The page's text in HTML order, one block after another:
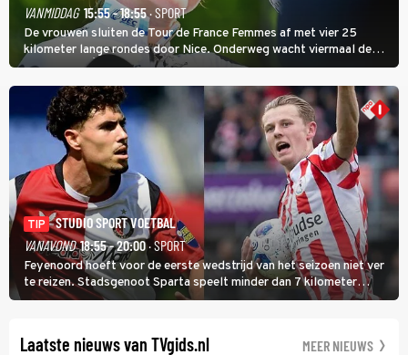
VANMIDDAG 15:55 - 18:55· SPORT
De vrouwen sluiten de Tour de France Femmes af met vier 25
kilometer lange rondes door Nice. Onderweg wacht viermaal de
zware Col d'Èze. Aan de finish op de Promenade des Anglais krijgt
de eindwinnaar de laatste gele trui.
TIP
STUDIO SPORT VOETBAL
VANAVOND 18:55 - 20:00· SPORT
Feyenoord hoeft voor de eerste wedstrijd van het seizoen niet ver
te reizen. Stadsgenoot Sparta speelt minder dan 7 kilometer
verderop. Feyenoord trok de Spaanse spits Nacho Ferri aan van
Laatste nieuws van TVgids.nl MEER NIEUWS